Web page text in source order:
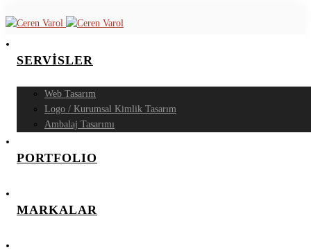
SERVİSLER
Web Tasarım
Logo / Kurumsal Kimlik Tasarım
Ambalaj Tasarımı
PORTFOLIO
MARKALAR